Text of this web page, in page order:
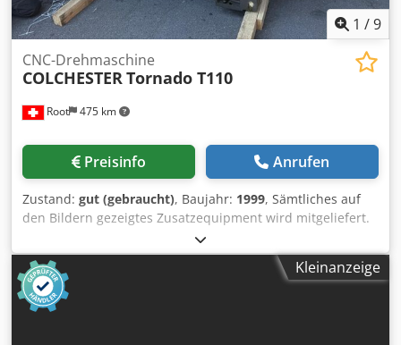
1 /9
Root 475 km
CNC-Drehmaschine
COLCHESTERTornado T110
Preisinfo Anrufen
Zustand: gut (gebraucht), Baujahr: 1999, Sämtliches auf
den Bildern gezeigtes Zusatzequipment wird mitgeliefert.
Technische Details sind auf dem Bild ersichtlich.
Dkjdpfoww Irijx Adrer
Kleinanzeige